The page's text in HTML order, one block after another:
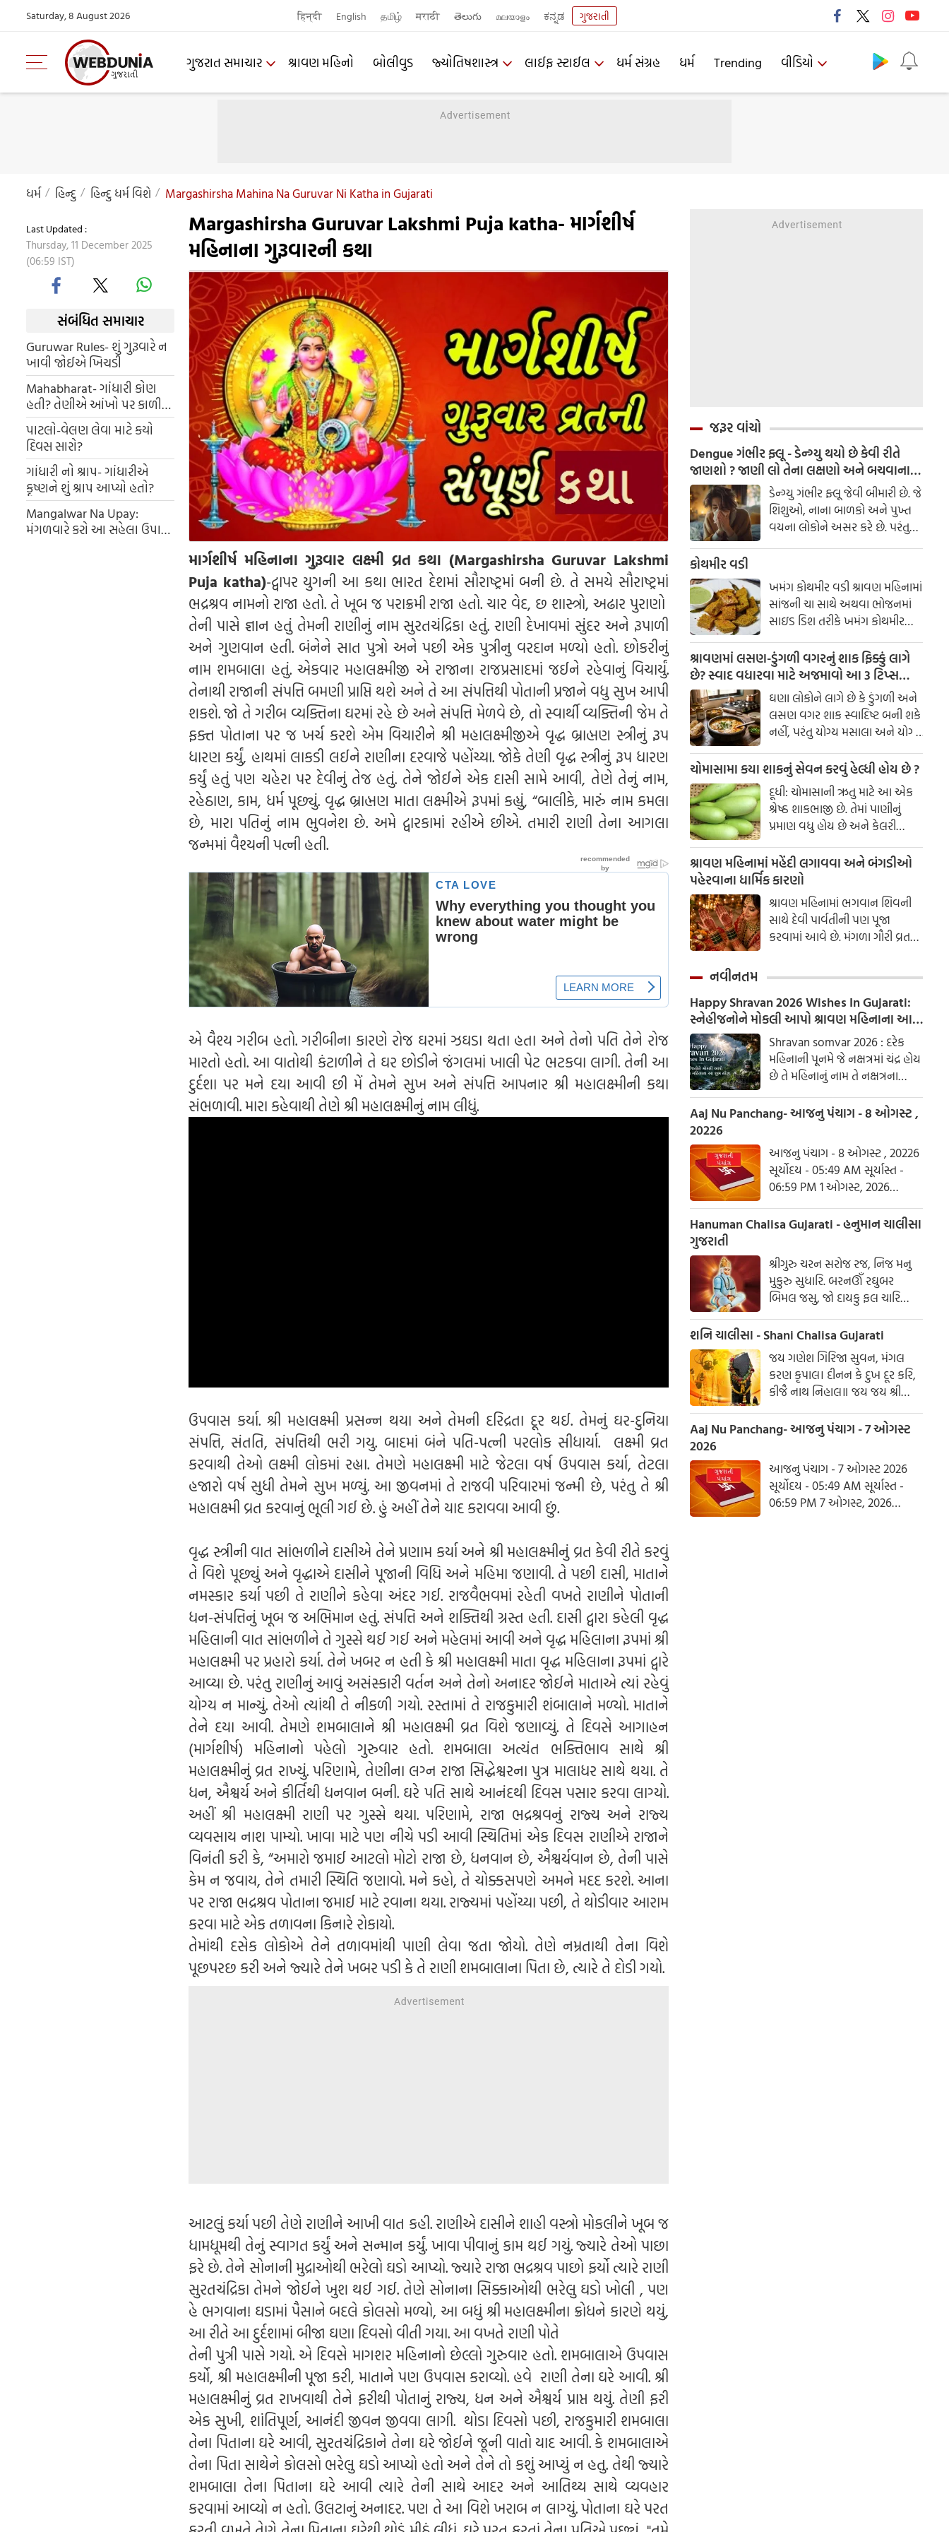
Saturday, 8 August 2026 हिन्दी English தமிழ் मराठी తెలుగు മലയാളം ಕನ್ನಡ ગુજરાતી
ગુજરાત સમાચાર શ્રાવણ મહિનો બોલીવુડ જ્યોતિષશાસ્ત્ર લાઈફ સ્ટાઈલ ધર્મ સંગ્રહ ધર્મ Trending વીડિયો
ધર્મ હિન્દુ હિન્દુ ધર્મ વિશે Margashirsha Mahina Na Guruvar Ni Katha in Gujarati
Last Updated :
Thursday, 11 December 2025
(06:59 IST)
સંબંધિત સમાચાર
Guruwar Rules- શું ગુરૂવારે ન
ખાવી જોઈએ ખિચડી
Mahabharat- ગાંધારી કોણ
હતી? તેણીએ આંખો પર કાળી
પટ્ટી કેમ બાંધી હતી? રહસ્ય
જાણો.
પાટલો-વેલણ લેવા માટે કયો
દિવસ સારો?
ગાંધારી નો શ્રાપ- ગાંધારીએ
કૃષ્ણને શું શ્રાપ આપ્યો હતો?
Mangalwar Na Upay:
મંગળવારે કરો આ સહેલા ઉપાય,
Margashirsha Guruvar Lakshmi Puja katha- માર્ગશીર્ષ
મહિનાના ગુરૂવારની કથા
માર્ગશીર્ષ મહિનાના ગુરૂવાર લક્ષ્મી વ્રત કથા (Margashirsha Guruvar Lakshmi
Puja katha)-દ્વાપર યુગની આ કથા ભારત દેશમાં સૌરાષ્ટ્રમાં બની છે. તે સમયે સૌરાષ્ટ્રમાં
ભદ્રશ્રવ નામનો રાજા હતો. તે ખૂબ જ પરાક્રમી રાજા હતો. ચાર વેદ, છ શાસ્ત્રો, અઢાર પુરાણો
તેની પાસે જ્ઞાન હતું તેમની રાણીનું નામ સુરતચંદ્રિકા હતું. રાણી દેખાવમાં સુંદર અને રૂપાળી
અને ગુણવાન હતી. બંનેને સાત પુત્રો અને પછી એક પુત્રીનુ વરદાન મળ્યો હતો. છોકરીનું
નામ શમબાલા હતું. એકવાર મહાલક્ષ્મીજી એ રાજાના રાજપ્રસાદમાં જઈને રહેવાનું વિચાર્યું.
તેનાથી રાજાની સંપત્તિ બમણી પ્રાપ્તિ થશે અને તે આ સંપત્તિથી પોતાની પ્રજાને વધુ સુખ આપી
શકશે. જો તે ગરીબ વ્યક્તિના ઘરમાં રહે છે અને સંપત્તિ મેળવે છે, તો સ્વાર્થી વ્યક્તિની જેમ તે
ફક્ત પોતાના પર જ ખર્ચ કરશે એમ વિચારીને શ્રી મહાલક્ષ્મીજીએ વૃદ્ધ બ્રાહ્મણ સ્ત્રીનું રૂપ
ધારણ કર્યું, હાથમાં લાકડી લઈને રાણીના દરવાજે પહોંચ્યા. જોકે તેણી વૃદ્ધ સ્ત્રીનું રૂપ ધારણ
કર્યું હતું પણ ચહેરા પર દેવીનું તેજ હતું. તેને જોઈને એક દાસી સામે આવી, તેણે તેનું નામ,
રહેઠાણ, કામ, ધર્મ પૂછ્યું. વૃદ્ધ બ્રાહ્મણ માતા લક્ષ્મીએ રૂપમાં કહ્યું, “બાલીકે, મારું નામ કમલા
છે, મારા પતિનું નામ ભુવનેશ છે. અમે દ્વારકામાં રહીએ છીએ. તમારી રાણી તેના આગલા
જન્મમાં વૈશ્યની પત્ની હતી.
એ વૈશ્ય ગરીબ હતો. ગરીબીના કારણે રોજ ઘરમાં ઝઘડા થતા હતા અને તેનો પતિ તેને રોજ
મારતો હતો. આ વાતોથી કંટાળીને તે ઘર છોડીને જંગલમાં ખાલી પેટ ભટકવા લાગી. તેની આ
દુર્દશા પર મને દયા આવી છી મેં તેમને સુખ અને સંપત્તિ આપનાર શ્રી મહાલક્ષ્મીની કથા
સંભળાવી. મારા કહેવાથી તેણે શ્રી મહાલક્ષ્મીનું નામ લીધું.
ઉપવાસ કર્યા. શ્રી મહાલક્ષ્મી પ્રસન્ન થયા અને તેમની દરિદ્રતા દૂર થઈ. તેમનું ઘર-દુનિયા
સંપત્તિ, સંતતિ, સંપત્તિથી ભરી ગયુ. બાદમાં બંને પતિ-પત્ની પરલોક સીધાર્યા. લક્ષ્મી વ્રત
કરવાથી તેઓ લક્ષ્મી લોકમાં રહ્યા. તેમણે મહાલક્ષ્મી માટે જેટલા વર્ષ ઉપવાસ કર્યા, તેટલા
હજારો વર્ષ સુધી તેમને સુખ મળ્યું. આ જીવનમાં તે રાજવી પરિવારમાં જન્મી છે, પરંતુ તે શ્રી
મહાલક્ષ્મી વ્રત કરવાનું ભૂલી ગઈ છે. હું અહીં તેને યાદ કરાવવા આવી છું.
વૃદ્ધ સ્ત્રીની વાત સાંભળીને દાસીએ તેને પ્રણામ કર્યા અને શ્રી મહાલક્ષ્મીનું વ્રત કેવી રીતે કરવું
તે વિશે પૂછ્યું અને વૃદ્ધાએ દાસીને પૂજાની વિધિ અને મહિમા જણાવી. તે પછી દાસી, માતાને
નમસ્કાર કર્યા પછી તે રાણીને કહેવા અંદર ગઈ. રાજવૈભવમાં રહેતી વખતે રાણીને પોતાની
ધન-સંપત્તિનું ખૂબ જ અભિમાન હતું. સંપત્તિ અને શક્તિથી ગ્રસ્ત હતી. દાસી દ્વારા કહેલી વૃદ્ધ
મહિલાની વાત સાંભળીને તે ગુસ્સે થઈ ગઈ અને મહેલમાં આવી અને વૃદ્ધ મહિલાના રૂપમાં શ્રી
મહાલક્ષ્મી પર પ્રહારો કર્યા. તેને ખબર ન હતી કે શ્રી મહાલક્ષ્મી માતા વૃદ્ધ મહિલાના રૂપમાં દ્વારે
આવ્યા છે. પરંતુ રાણીનું આવું અસંસ્કારી વર્તન અને તેનો અનાદર જોઈને માતાએ ત્યાં રહેવું
યોગ્ય ન માન્યું. તેઓ ત્યાંથી તે નીકળી ગયો. રસ્તામાં તે રાજકુમારી શંબાલાને મળ્યો. માતાને
તેને દયા આવી. તેમણે શમબાલાને શ્રી મહાલક્ષ્મી વ્રત વિશે જણાવ્યું. તે દિવસે આગાહન
(માર્ગશીર્ષ) મહિનાનો પહેલો ગુરુવાર હતો. શમબાલા અત્યંત ભક્તિભાવ સાથે શ્રી
મહાલક્ષ્મીનું વ્રત રાખ્યું. પરિણામે, તેણીના લગ્ન રાજા સિદ્ધેશ્વરના પુત્ર માલાધર સાથે થયા. તે
ધન, ઐશ્વર્ય અને કીર્તિથી ધનવાન બની. ઘરે પતિ સાથે આનંદથી દિવસ પસાર કરવા લાગ્યો.
અહીં શ્રી મહાલક્ષ્મી રાણી પર ગુસ્સે થયા. પરિણામે, રાજા ભદ્રશ્રવનું રાજ્ય અને રાજ્ય
વ્યવસાય નાશ પામ્યો. ખાવા માટે પણ નીચે પડી આવી સ્થિતિમાં એક દિવસ રાણીએ રાજાને
વિનંતી કરી કે, “અમારો જમાઈ આટલો મોટો રાજા છે, ધનવાન છે, ઐશ્વર્યવાન છે, તેની પાસે
કેમ ન જવાય, તેને તમારી સ્થિતિ જણાવો. મને કહો, તે ચોક્કસપણે અમને મદદ કરશે. આના
પર રાજા ભદ્રશ્રવ પોતાના જમાઈ માટે રવાના થયા. રાજ્યમાં પહોંચ્યા પછી, તે થોડીવાર આરામ
કરવા માટે એક તળાવના કિનારે રોકાયો.
તેમાંથી દસેક લોકોએ તેને તળાવમાંથી પાણી લેવા જતા જોયો. તેણે નમ્રતાથી તેના વિશે
પૂછપરછ કરી અને જ્યારે તેને ખબર પડી કે તે રાણી શમબાલાના પિતા છે, ત્યારે તે દોડી ગયો.
આટલું કર્યા પછી તેણે રાણીને આખી વાત કહી. રાણીએ દાસીને શાહી વસ્ત્રો મોકલીને ખૂબ જ
ધામધૂમથી તેનું સ્વાગત કર્યું અને સન્માન કર્યું. ખાવા પીવાનું કામ થઈ ગયું. જ્યારે તેઓ પાછા
ફરે છે. તેને સોનાની મુદ્રાઓથી ભરેલો ઘડો આપ્યો. જ્યારે રાજા ભદ્રશ્રવ પાછો ફર્યો ત્યારે રાણી
સુરતચંદ્રિકા તેમને જોઈને ખુશ થઈ ગઈ. તેણે સોનાના સિક્કાઓથી ભરેલુ ઘડો ખોલી , પણ
હે ભગવાન! ઘડામાં પૈસાને બદલે કોલસો મળ્યો, આ બધું શ્રી મહાલક્ષ્મીના ક્રોધને કારણે થયું,
આ રીતે આ દુર્દશામાં બીજા ઘણા દિવસો વીતી ગયા. આ વખતે રાણી પોતે
તેની પુત્રી પાસે ગયો. એ દિવસે માગશર મહિનાનો છેલ્લો ગુરુવાર હતો. શમબાલાએ ઉપવાસ
કર્યો, શ્રી મહાલક્ષ્મીની પૂજા કરી, માતાને પણ ઉપવાસ કરાવ્યો. હવે રાણી તેના ઘરે આવી. શ્રી
મહાલક્ષ્મીનું વ્રત રાખવાથી તેને ફરીથી પોતાનું રાજ્ય, ધન અને ઐશ્વર્ય પ્રાપ્ત થયું. તેણી ફરી
એક સુખી, શાંતિપૂર્ણ, આનંદી જીવન જીવવા લાગી. થોડા દિવસો પછી, રાજકુમારી શમબાલા
તેના પિતાના ઘરે આવી, સુરતચંદ્રિકાને તેના ઘરે જોઈને જૂની વાતો યાદ આવી. કે શમબાલાએ
તેના પિતા સાથેને કોલસો ભરેલુ ઘડો આપ્યો હતો અને તેને તો કશું આપ્યું ન હતુ. તેથી જ્યારે
શમબાલા તેના પિતાના ઘરે આવી ત્યારે તેની સાથે આદર અને આતિથ્ય સાથે વ્યવહાર
કરવામાં આવ્યો ન હતો. ઉલટાનું અનાદર. પણ તે આ વિશે ખરાબ ન લાગ્યું. પોતાના ઘરે પરત
જરૂર વાંચો
Dengue ગંભીર ફ્લૂ - ડેન્ગ્યુ થયો છે કેવી રીતે
જાણશો ? જાણી લો તેના લક્ષણો અને બચવાના
ઉપાય
ડેન્ગ્યુ ગંભીર ફ્લૂ જેવી બીમારી છે. જે
શિશુઓ, નાના બાળકો અને પુખ્ત
વયના લોકોને અસર કરે છે. પરંતુ
ભાગ્યે જ મૃત્યુનું કારણ બને છે.
દિવસના ઇન્ક્યુબેશન સમયગાળા
પછી લક્ષણો સામાન્ય રીતે 2થી 7
દિવસ સુધી જોવા મળે છે. વર્લ્ડ હેલ્થ
ઓર્ગેનાઇઝેશન ડેન્ગ્યુને સામાન્ય
ડેન્ગ્યુ અને ગંભીર ડેન્ગ્યુ એમ બે
ભાગમાં વહેંચ્યો છે.
કોથમીર વડી
ખમંગ કોથમીર વડી શ્રાવણ મહિનામાં
સાંજની ચા સાથે અથવા ભોજનમાં
સાઇડ ડિશ તરીકે ખમંગ કોથમીર
વડી એકદમ સ્વાદિષ્ટ લાગે છે.
બનાવવામાં સરળ અને ચટપટી આ
વડી પરિવારના દરેક સભ્યને પસંદ
આવશે. સામગ્રી
શ્રાવણમાં લસણ-ડુંગળી વગરનું શાક ફિક્કું લાગે
છે? સ્વાદ વધારવા માટે અજમાવો આ 3 ટિપ્સ
લસણ-ડુંગળી વગર સ્વાદિષ્ટ શાક કેવી રીતે
બનાવવું?
ઘણા લોકોને લાગે છે કે ડુંગળી અને
લસણ વગર શાક સ્વાદિષ્ટ બની શકે
નહીં, પરંતુ યોગ્ય મસાલા અને યોગ્ય
સમયે વઘાર કરવાથી શાકના
સ્વાદમાં ઘણો ફરક પડી શકે છે.
કેટલીક સરળ કિચન ટ્રિક્સની
મદદથી તમે કોઈપણ શાકને સ્વાદિષ્ટ
બનાવી શકો છો.
ચોમાસામા કયા શાકનું સેવન કરવું હેલ્ધી હોય છે ?
દૂધી: ચોમાસાની ઋતુ માટે આ એક
શ્રેષ્ઠ શાકભાજી છે. તેમાં પાણીનું
પ્રમાણ વધુ હોય છે અને કેલરી
ઓછી હોય છે. તે હલકું હોય છે અને
સ્વસ્થ પાચનતંત્ર જાળવવામાં મદદ
કરે છે.
શ્રાવણ મહિનામાં મહેંદી લગાવવા અને બંગડીઓ
પહેરવાના ધાર્મિક કારણો
શ્રાવણ મહિનામાં ભગવાન શિવની
સાથે દેવી પાર્વતીની પણ પૂજા
કરવામાં આવે છે. મંગળા ગૌરી વ્રત
આયુષ્ય અને સુખી દામ્પત્ય જીવન
માટે શુભ માનવામાં આવે છે.
આપણી પરંપરાઓમાં, સ્ત્રીઓને
પ્રકૃતિનું સ્વરૂપ માનવામાં આવે છે.
નવીનતમ
Happy Shravan 2026 Wishes In Gujarati:
સ્નેહીજનોને મોકલી આપો શ્રાવણ મહિનાના આ
શુભ સંદેશ
Shravan somvar 2026 : દરેક
મહિનાની પૂનમે જે નક્ષત્રમાં ચંદ્ર હોય
છે તે મહિનાનું નામ તે નક્ષત્રના
આધારે રાખવામાં આવ્યું છે. શ્રાવણ
નામ પણ શ્રવણ નક્ષત્રને આધારિત
Aaj Nu Panchang- આજનુ પંચાગ - 8 ઓગસ્ટ ,
20226
આજનુ પંચાગ - 8 ઓગસ્ટ , 20226
સૂર્યોદય - 05:49 AM સૂર્યાસ્ત -
06:59 PM 1 ઓગસ્ટ, 2026
શનિવાર આષાઢ વદ ત્રિજ- વિક્રમ
સંવત 2082
Hanuman Chalisa Gujarati - હનુમાન ચાલીસા
ગુજરાતી
શ્રીગુરુ ચરન સરોજ રજ, નિજ મનુ
મુકુરુ સુધારિ. બરનઊઁ રઘુબર
બિમલ જસુ, જો દાયકુ ફલ ચારિ
બુદ્ધિહીન તનુ જાનિકે, સુમિરૌં પવન-
કુમાર. બલ બુદ્ધિ બિદ્યા દેહુ મોહિં,
હરહુ કલેસ બિકાર
શનિ ચાલીસા - Shani Chalisa Gujarati
જય ગણેશ ગિરિજા સુવન, મંગલ
કરણ કૃપાલ। દીનન કે દુખ દૂર કરિ,
કીજૈ નાથ નિહાલ॥ જય જય શ્રી
શનિદેવ પ્રભુ, સુનહુ વિનય મહારાજ।
કરહુ કૃપા હે રવિ તનય, રાખહુ જન
કી લાજ॥ શનિ ચાલીસા ચૌપાઈ :
Aaj Nu Panchang- આજનુ પંચાગ - 7 ઓગસ્ટ
2026
આજનુ પંચાગ - 7 ઓગસ્ટ 2026
સૂર્યોદય - 05:49 AM સૂર્યાસ્ત -
06:59 PM 7 ઓગસ્ટ, 2026